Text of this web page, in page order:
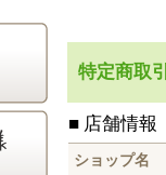
特定商取
■ 店舗情報
ショップ名